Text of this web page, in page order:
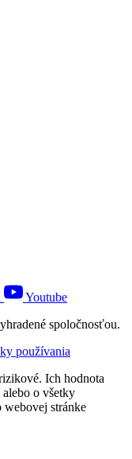
Youtube
spoločnosťou.
používania
Ich hodnota
o všetky
webovej stránke